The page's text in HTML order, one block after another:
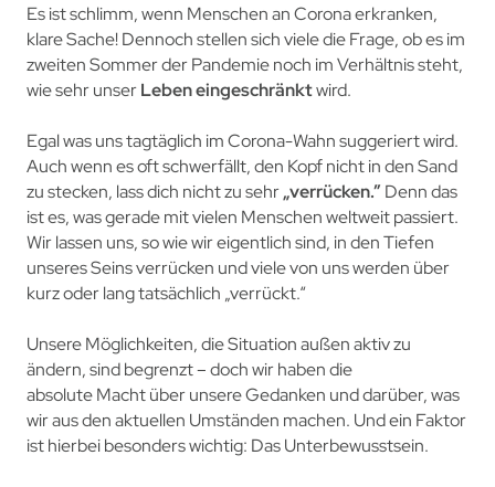
Es ist schlimm, wenn Menschen an Corona erkranken,
klare Sache! Dennoch stellen sich viele die Frage, ob es im
zweiten Sommer der Pandemie noch im Verhältnis steht,
wie sehr unserLeben eingeschränktwird.
Egal was uns tagtäglich im Corona-Wahn suggeriert wird.
Auch wenn es oft schwerfällt, den Kopf nicht in den Sand
zu stecken, lass dich nicht zu sehr„verrücken.” Denn das
ist es, was gerade mit vielen Menschen weltweit passiert.
Wir lassen uns, so wie wir eigentlich sind, in den Tiefen
unseres Seins verrücken und viele von uns werden über
kurz oder lang tatsächlich „verrückt.“
Unsere Möglichkeiten, die Situation außen aktiv zu
ändern, sind begrenzt – doch wir haben die
absolute Macht über unsere Gedanken und darüber, was
wir aus den aktuellen Umständen machen. Und ein Faktor
ist hierbei besonders wichtig: Das Unterbewusstsein.